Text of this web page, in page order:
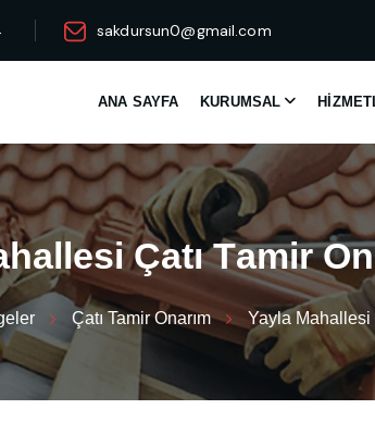
sakdursun0@gmail.com
ANA SAYFA KURUMSAL
hallesi Çatı Tamir On
Çatı Tamir Onarım Yayla Mahallesi